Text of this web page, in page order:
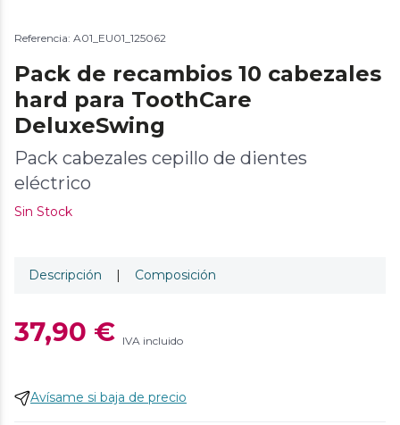
Referencia: A01_EU01_125062
Pack de recambios 10 cabezales
hard para ToothCare
DeluxeSwing
Pack cabezales cepillo de dientes
eléctrico
Sin Stock
Descripción | Composición
37,90 € IVA incluido
Avísame si baja de precio